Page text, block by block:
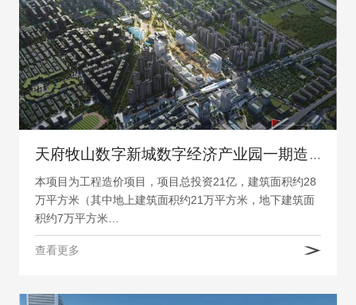
天府牧山数字新城数字经济产业园一期造价项目
本项目为工程造价项目，项目总投资21亿，建筑面积约28
万平方米（其中地上建筑面积约21万平方米，地下建筑面
积约7万平方米…
查看更多